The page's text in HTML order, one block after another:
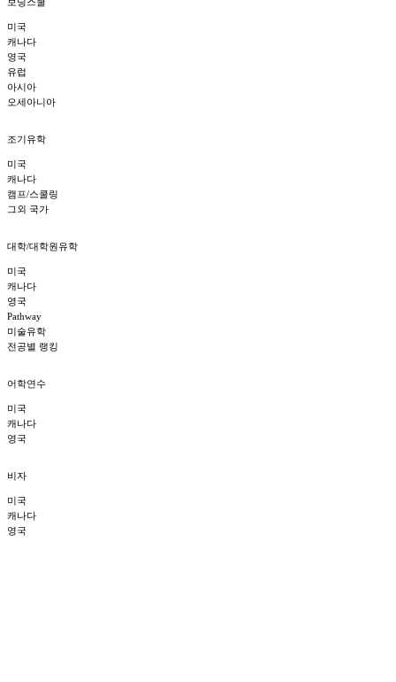
미국
캐나다
영국
유럽
아시아
오세아니아
조기유학
미국
캐나다
캠프/스쿨링
그외 국가
대학/대학원유학
미국
캐나다
영국
Pathway
미술유학
전공별 랭킹
어학연수
미국
캐나다
영국
비자
미국
캐나다
영국